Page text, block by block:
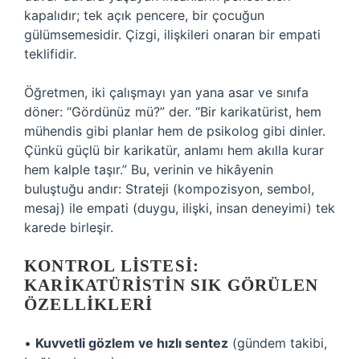
kapalıdır; tek açık pencere, bir çocuğun
gülümsemesidir. Çizgi, ilişkileri onaran bir empati
teklifidir.
Öğretmen, iki çalışmayı yan yana asar ve sınıfa
döner: “Gördünüz mü?” der. “Bir karikatürist, hem
mühendis gibi planlar hem de psikolog gibi dinler.
Çünkü güçlü bir karikatür, anlamı hem akılla kurar
hem kalple taşır.” Bu, verinin ve hikâyenin
buluştuğu andır: Strateji (kompozisyon, sembol,
mesaj) ile empati (duygu, ilişki, insan deneyimi) tek
karede birleşir.
KONTROL LISTESI:
KARIKATÜRISTIN SIK GÖRÜLEN
ÖZELLIKLERI
• Kuvvetli gözlem ve hızlı sentez (gündem takibi,